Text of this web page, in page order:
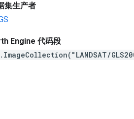
集生产者
Engine 代码段